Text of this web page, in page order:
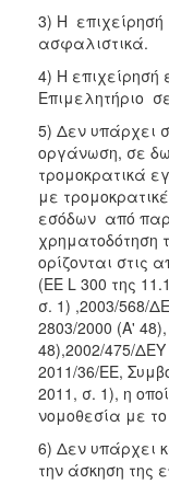
3) Η
ασφαλιστικά.
4) Η επιχείρησή
Επιμελητήριο
5) Δεν υπάρχει
οργάνωση, σε
τρομοκρατικά
με
εσόδων από
χρηματοδότηση
ορίζονται στις
(ΕΕ L 300 της
σ. 1) ,2003/568/
2803/2000 (Α'
48),2002/475/
2011/36/ΕΕ,
2011, σ. 1), η
νομοθεσία με
6) Δεν υπάρχει
την άσκηση της